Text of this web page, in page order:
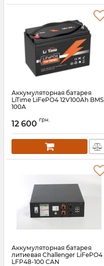
Аккумуляторная батарея
LiTime LiFePO4 12V100Ah BMS
100A
12 600 грн.
Аккумуляторная батарея
литиевая Challenger LiFePO4
LFP48-100 CAN